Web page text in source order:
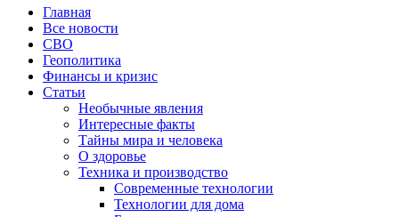
Главная
Все новости
СВО
Геополитика
Финансы и кризис
Статьи
Необычные явления
Интересные факты
Тайны мира и человека
О здоровье
Техника и производство
Современные технологии
Технологии для дома